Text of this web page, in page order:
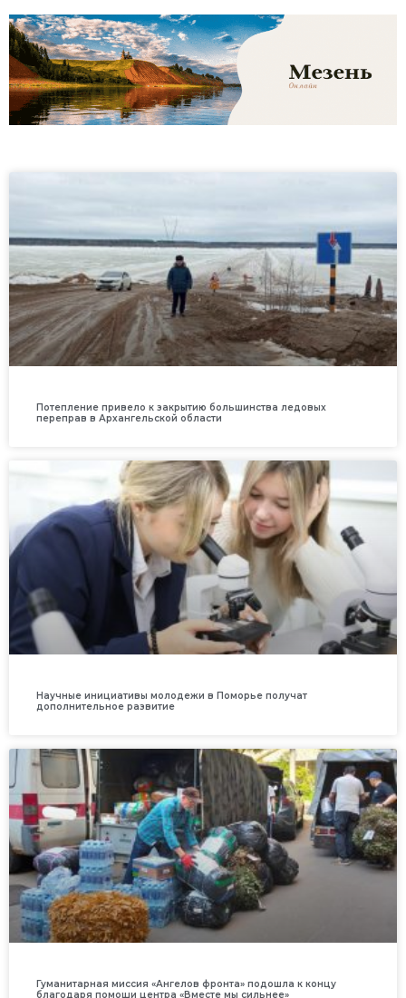
Потепление привело к закрытию большинства ледовых
переправ в Архангельской области
Научные инициативы молодежи в Поморье получат
дополнительное развитие
Гуманитарная миссия «Ангелов фронта» подошла к концу
благодаря помощи центра «Вместе мы сильнее»